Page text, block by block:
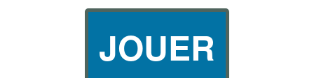
JOUER